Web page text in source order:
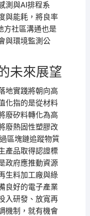
測與AI排程系
與能耗，將良率
方社區溝通也是
與環境監測公
未來展望
地實踐將朝向高
化指的是從材料
廢矽料轉化為高
廢熱固性塑膠改
區塊鏈追蹤物質
產品取得認證標
政府應推動資源
生料加工廠與綠
良好的電子產業
入研發、放寬再
機制，就有機會